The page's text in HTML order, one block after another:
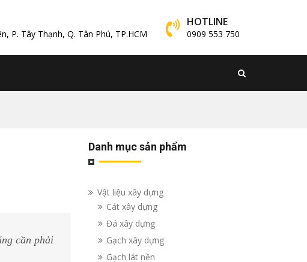
P. Tây Thạnh, Q. Tân Phú, TP.HCM
HOTLINE
0909 553 750
cần phải
Danh mục sản phẩm
Vật liệu xây dựng
Cát xây dựng
Đá xây dựng
Gạch xây dựng
Gạch lát nền